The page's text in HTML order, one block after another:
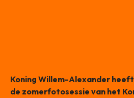
Koning Willem-Alexander
de zomerfotosessie van het